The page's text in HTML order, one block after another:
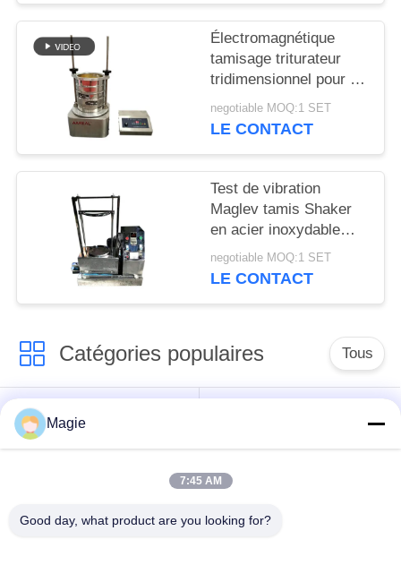
Électromagnétique
tamisage triturateur
tridimensionnel pour l'
inspection de
granularité de
negotiable MOQ:1 SET
LE CONTACT
Test de vibration
Maglev tamis Shaker
en acier inoxydable
multi-mouvement pour
le tonique
negotiable MOQ:1 SET
LE CONTACT
Catégories populaires Tous
Vibro machine à
écran
Culbuteur Screening
Magie
7:45 AM
Good day, what product are you looking for?